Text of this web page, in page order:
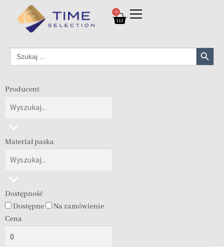
0
Search
for:
Search Button
Producent
Materiał paska
Dostępność
Dostępne
Na zamówienie
Cena